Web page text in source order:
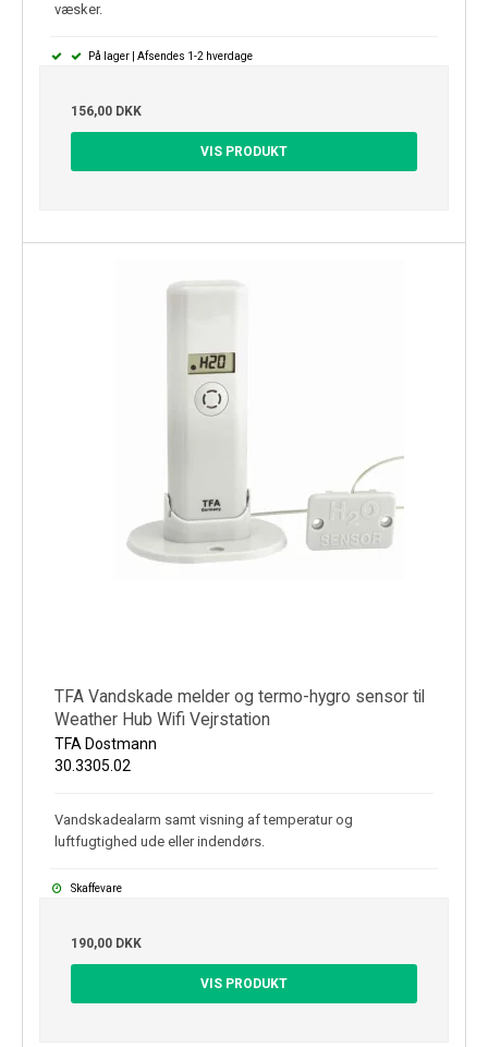
væsker.
På lager | Afsendes 1-2 hverdage
156,00 DKK
VIS PRODUKT
TFA Vandskade melder og termo-hygro sensor til
Weather Hub Wifi Vejrstation
TFA Dostmann
30.3305.02
Vandskadealarm samt visning af temperatur og
luftfugtighed ude eller indendørs.
Skaffevare
190,00 DKK
VIS PRODUKT